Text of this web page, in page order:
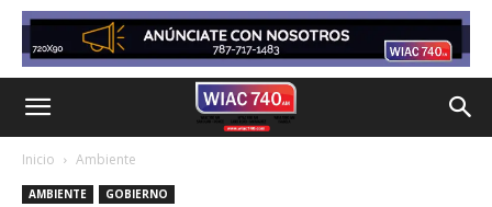
Inicio Ambiente
AMBIENTE GOBIERNO